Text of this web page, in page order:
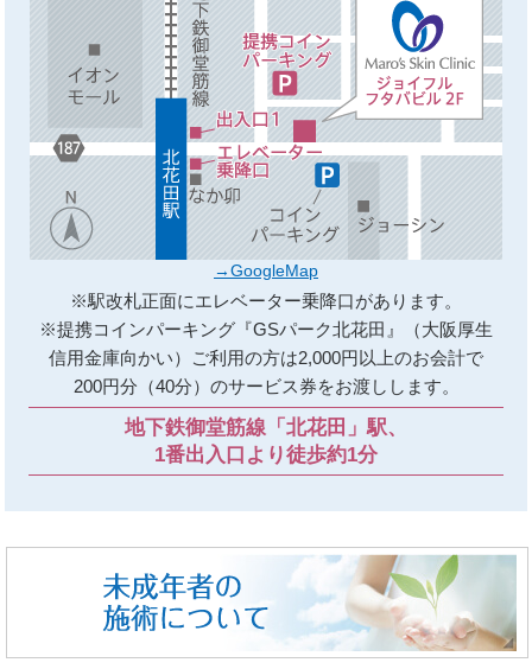
→GoogleMap
※駅改札正面にエレベーター乗降口があります。
※提携コインパーキング『GSパーク北花田』（大阪厚生
信用金庫向かい）ご利用の方は2,000円以上のお会計で
200円分（40分）のサービス券をお渡しします。
地下鉄御堂筋線「北花田」駅、
1番出入口より徒歩約1分